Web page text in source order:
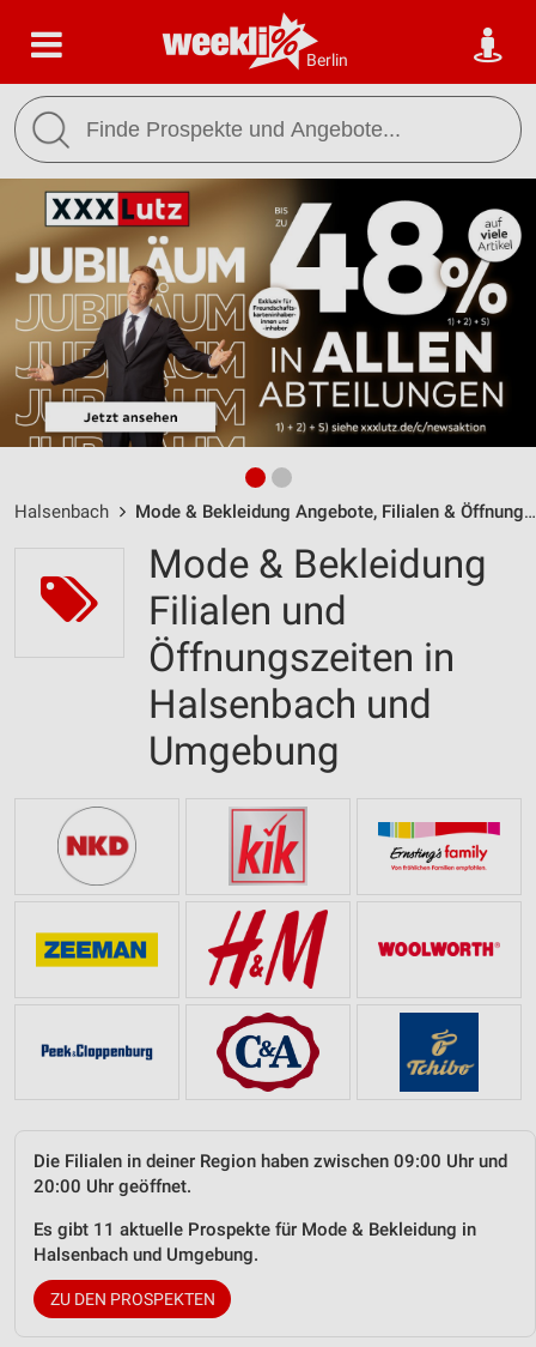
Berlin
Halsenbach Mode & Bekleidung Angebote, Filialen & Öffnungszeiten
Mode & Bekleidung
Filialen und
Öffnungszeiten in
Halsenbach und
Umgebung
Die Filialen in deiner Region haben zwischen 09:00 Uhr und
20:00 Uhr geöffnet.
Es gibt 11 aktuelle Prospekte für Mode & Bekleidung in
Halsenbach und Umgebung.
ZU DEN PROSPEKTEN